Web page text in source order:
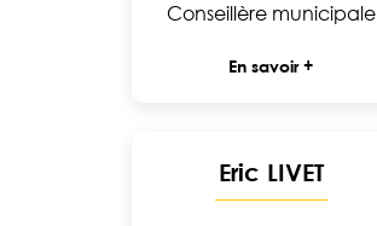
Conseillère municipale
En savoir +
Eric LIVET